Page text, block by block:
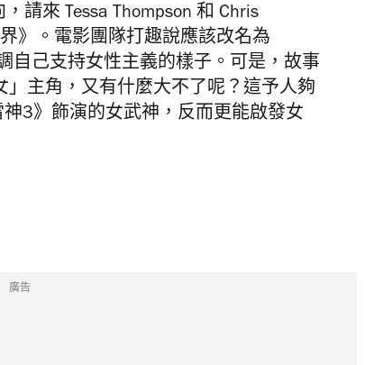
請來 Tessa Thompson 和 Chris
》。電影團隊打趣說應該改名為
自己支持女性主義的樣子。可是，故事
」主角，又有什麼大不了呢？這予人夠
神3》飾演的女武神，反而更能啟發女
廣告